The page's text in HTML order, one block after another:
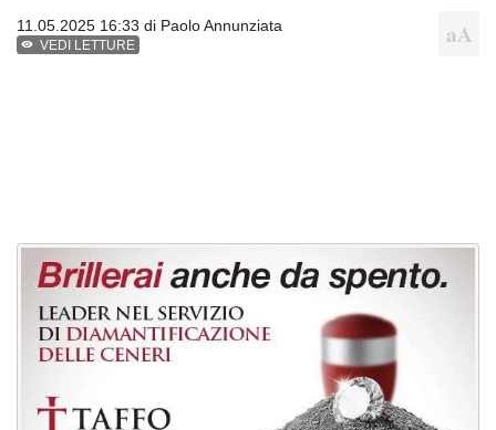
11.05.2025 16:33 di Paolo Annunziata
VEDI LETTURE